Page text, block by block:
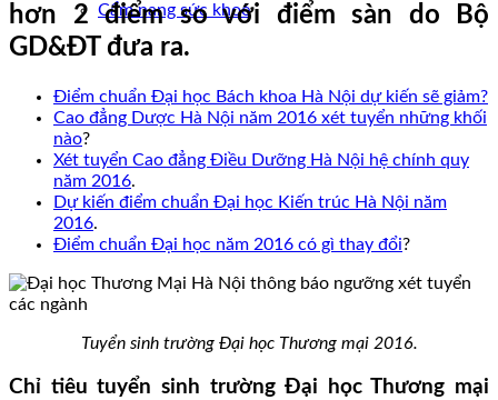
Cẩm nang sức khoẻ
hơn 2 điểm so với điểm sàn do Bộ
GD&ĐT đưa ra.
Điểm chuẩn Đại học Bách khoa Hà Nội dự kiến sẽ giảm?
Cao đẳng Dược Hà Nội năm 2016 xét tuyển những khối
nào?
Xét tuyển Cao đẳng Điều Dưỡng Hà Nội hệ chính quy
năm 2016.
Dự kiến điểm chuẩn Đại học Kiến trúc Hà Nội năm
2016.
Điểm chuẩn Đại học năm 2016 có gì thay đổi?
Tuyển sinh trường Đại học Thương mại 2016.
Chỉ tiêu tuyển sinh trường Đại học Thương mại